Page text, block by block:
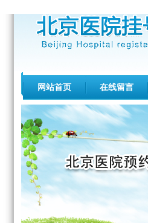
网站首页 在线留言